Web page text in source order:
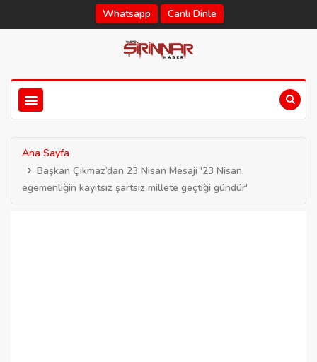
Whatsapp Canlı Dinle
Ana Sayfa
Başkan Çıkmaz’dan 23 Nisan Mesajı '23 Nisan,
egemenliğin kayıtsız şartsız millete geçtiği gündür'